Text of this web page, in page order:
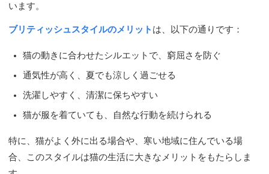
います。
ブリティッシュスタイルのメリット は、以下の通りです：
猫の動きに合わせたシルエットで、窮屈さを防ぐ
通気性が高く、夏でも涼しく過ごせる
洗濯しやすく、清潔に保ちやすい
猫が服を着ていても、自然な行動を続けられる
特に、猫がよく外に出る場合や、寒い地域に住んでいる場
合、このスタイルは猫の生活に大きなメリットをもたらしま